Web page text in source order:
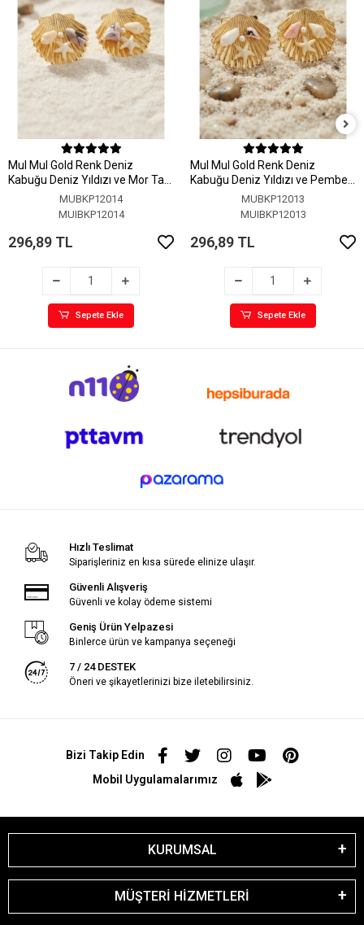
MuI MuI Gold Renk Deniz
Kabuğu Deniz Yıldızı ve Mor Taş
Detaylı KüpeMUBKP12014
MUIBKP12014
296,89 TL
Sepete Ekle
MuI MuI Gold Renk Deniz
Kabuğu Deniz Yıldızı ve Pembe
Taş Detaylı Küpe
MUBKP12013
MUIBKP12013
296,89 TL
Sepete Ekle
Hızlı Teslimat
Siparişleriniz en kısa sürede elinize ulaşır.
Güvenli Alışveriş
Güvenli ve kolay ödeme sistemi
Geniş Ürün Yelpazesi
Binlerce ürün ve kampanya seçeneği
7 / 24 DESTEK
Öneri ve şikayetlerinizi bize iletebilirsiniz.
Bizi Takip Edin
Mobil Uygulamalarımız
KURUMSAL
MÜŞTERİ HİZMETLERİ